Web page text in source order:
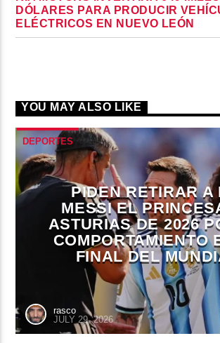
DÓLARES PARA PRODUCIR
ELÉCTRICOS EN NUEVO LEÓN
YOU MAY ALSO LIKE
DEPORTES
PIDEN RETIRAR A
MESSI EL
ASTURIAS DE 2026
COMPORTAMIENTO
FINAL DEL
rasco
JULY 29, 2026